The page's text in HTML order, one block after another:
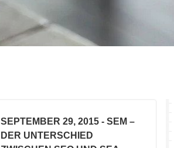
SEPTEMBER 29, 2015 - SEM –
DER UNTERSCHIED